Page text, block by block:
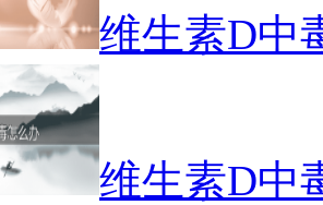
维生素D中
维生素D中